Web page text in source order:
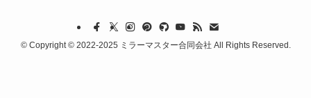
©Copyright © 2022-2025 ミラーマスター合同会社 All Rights Reserved.